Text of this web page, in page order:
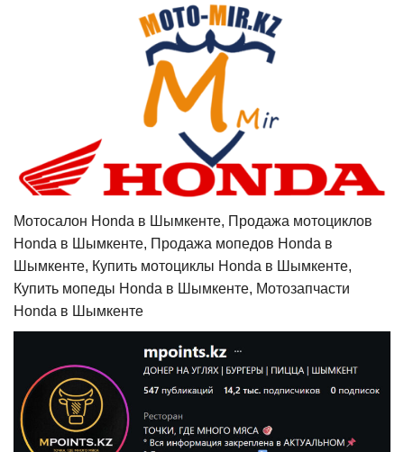
Мотосалон Honda в Шымкенте, Продажа мотоциклов
Honda в Шымкенте, Продажа мопедов Honda в
Шымкенте, Купить мотоциклы Honda в Шымкенте,
Купить мопеды Honda в Шымкенте, Мотозапчасти
Honda в Шымкенте